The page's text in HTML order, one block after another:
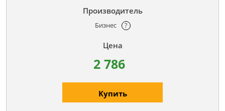
Бизнес ?
2 786
Купить